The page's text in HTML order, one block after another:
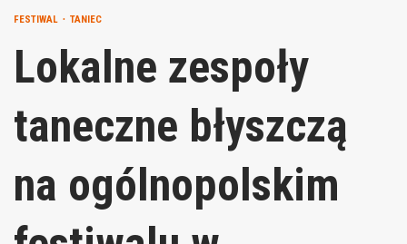
FESTIWAL TANIEC
Lokalne zespoły
taneczne błyszczą
na ogólnopolskim